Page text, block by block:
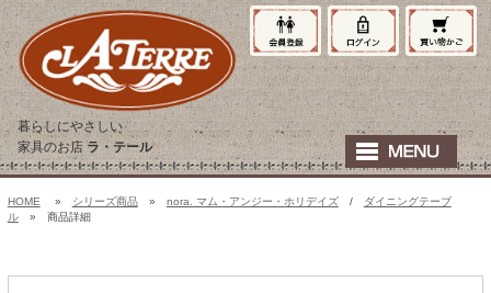
暮らしにやさしい
家具のお店ラ・テール
HOME » シリーズ商品» nora. マム・アンジー・ホリデイズ/
ダイニングテーブ
ル» 商品詳細